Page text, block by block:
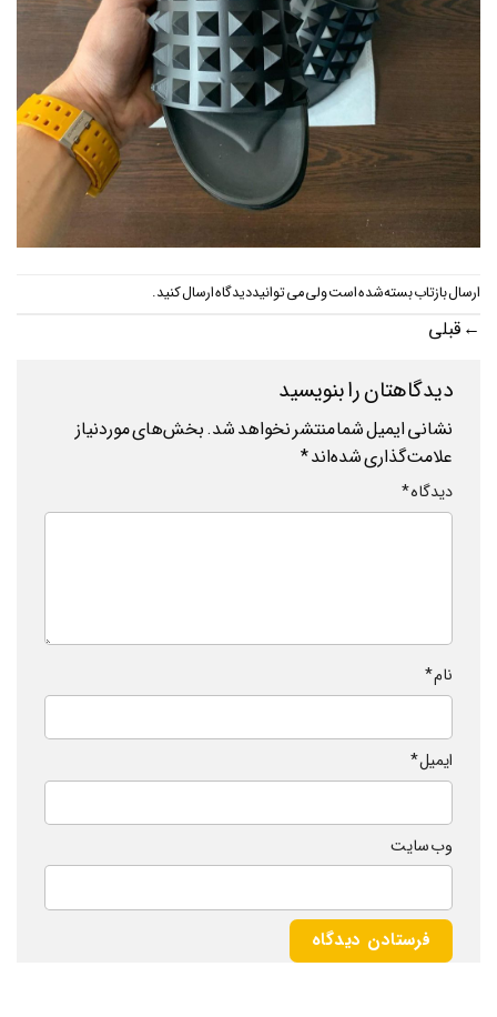
ارسال بازتاب بسته شده است ولی می توانیددیدگاه ارسال کنید.
← قبلی
دیدگاهتان را بنویسید
نشانی ایمیل شما منتشر نخواهد شد.بخش‌های موردنیاز
علامت‌گذاری شده‌اند*
دیدگاه*
نام*
ایمیل*
وب‌ سایت